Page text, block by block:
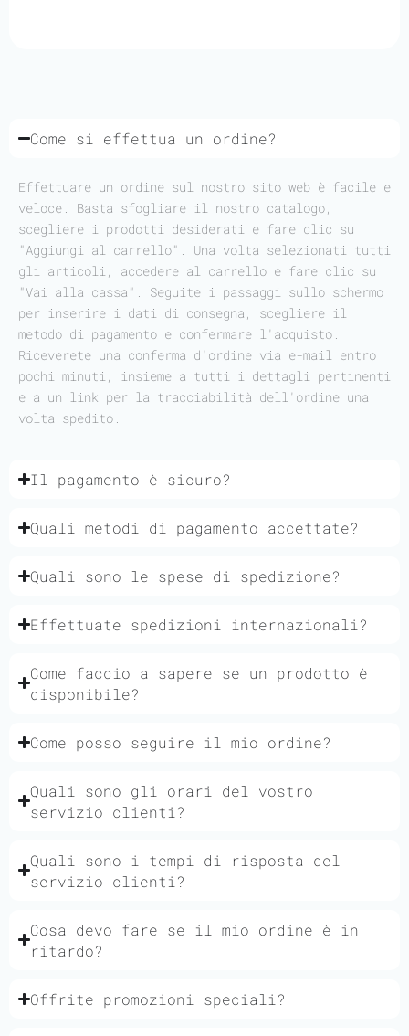
Come si effettua un ordine?
Effettuare un ordine sul nostro sito web è facile e
veloce. Basta sfogliare il nostro catalogo,
scegliere i prodotti desiderati e fare clic su
"Aggiungi al carrello". Una volta selezionati tutti
gli articoli, accedere al carrello e fare clic su
"Vai alla cassa". Seguite i passaggi sullo schermo
per inserire i dati di consegna, scegliere il
metodo di pagamento e confermare l'acquisto.
Riceverete una conferma d'ordine via e-mail entro
pochi minuti, insieme a tutti i dettagli pertinenti
e a un link per la tracciabilità dell'ordine una
volta spedito.
Il pagamento è sicuro?
Quali metodi di pagamento accettate?
Quali sono le spese di spedizione?
Effettuate spedizioni internazionali?
Come faccio a sapere se un prodotto è
disponibile?
Come posso seguire il mio ordine?
Quali sono gli orari del vostro
servizio clienti?
Quali sono i tempi di risposta del
servizio clienti?
Cosa devo fare se il mio ordine è in
ritardo?
Offrite promozioni speciali?